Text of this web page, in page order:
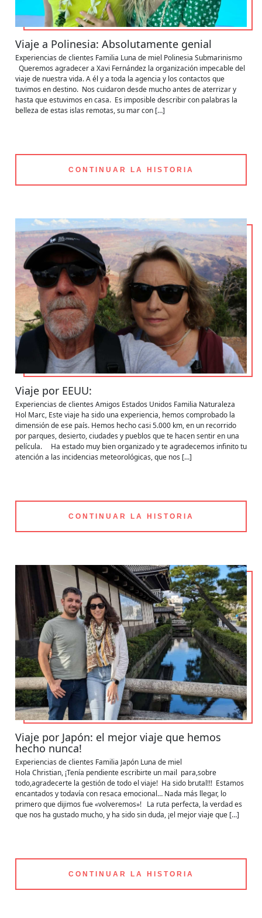
Viaje a Polinesia: Absolutamente genial
Experiencias de clientes Familia Luna de miel Polinesia Submarinismo
Queremos agradecer a Xavi Fernández la organización impecable del
viaje de nuestra vida. A él y a toda la agencia y los contactos que
tuvimos en destino. Nos cuidaron desde mucho antes de aterrizar y
hasta que estuvimos en casa. Es imposible describir con palabras la
belleza de estas islas remotas, su mar con […]
CONTINUAR LA HISTORIA
Viaje por EEUU:
Experiencias de clientes Amigos Estados Unidos Familia Naturaleza
Hol Marc, Este viaje ha sido una experiencia, hemos comprobado la
dimensión de ese país. Hemos hecho casi 5.000 km, en un recorrido
por parques, desierto, ciudades y pueblos que te hacen sentir en una
película. Ha estado muy bien organizado y te agradecemos infinito tu
atención a las incidencias meteorológicas, que nos […]
CONTINUAR LA HISTORIA
Viaje por Japón: el mejor viaje que hemos
hecho nunca!
Experiencias de clientes Familia Japón Luna de miel
Hola Christian, ¡Tenía pendiente escribirte un mail para,sobre
todo,agradecerte la gestión de todo el viaje! Ha sido brutal!!! Estamos
encantados y todavía con resaca emocional… Nada más llegar, lo
primero que dijimos fue «volveremos»! La ruta perfecta, la verdad es
que nos ha gustado mucho, y ha sido sin duda, ¡el mejor viaje que […]
CONTINUAR LA HISTORIA